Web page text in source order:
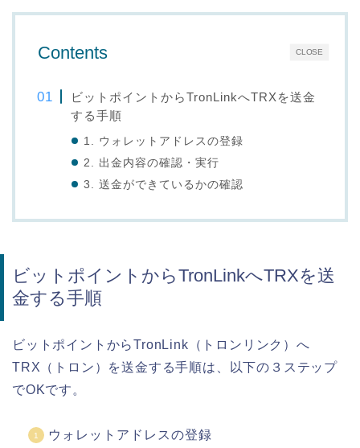
CLOSE
Contents
ビットポイントからTronLinkへTRXを送金
する手順
1. ウォレットアドレスの登録
2. 出金内容の確認・実行
3. 送金ができているかの確認
ビットポイントからTronLinkへTRXを送
金する手順
ビットポイントからTronLink（トロンリンク）へ
TRX（トロン）を送金する手順は、以下の３ステップ
でOKです。
ウォレットアドレスの登録